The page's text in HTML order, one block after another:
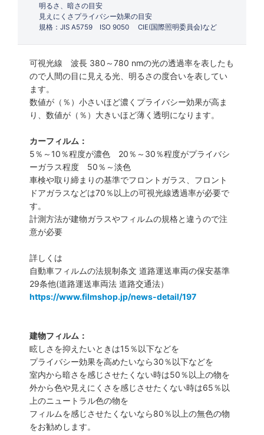
明るさ、暗さの目安
見えにくさプライバシー効果の目安
規格：JIS A5759 ISO 9050 CIE(国際照明委員会)など
可視光線 波長 380～780 nmの光の透過率を表したも
ので人間の目に見える光、明るさの度合いを表してい
ます。
数値が（％）小さいほど濃くプライバシー効果が高ま
り、数値が（％）大きいほど薄く透明になります。
カーフィルム：
5％～10％程度が濃色 20％～30％程度がプライバシ
ーガラス程度 50％～淡色
車検や取り締まりの基準でフロントガラス、フロント
ドアガラスなどは70％以上の可視光線透過率が必要で
す。
計測方法が建物ガラスやフィルムの規格と違うので注
意が必要
詳しくは
自動車フィルムの法規制条文 道路運送車両の保安基準
29条他(道路運送車両法 道路交通法）
https://www.filmshop.jp/news-detail/197
建物フィルム：
眩しさを抑えたいときは15％以下などを
プライバシー効果を高めたいなら30％以下などを
室内から暗さを感じさせたくない時は50％以上の物を
外から色や見えにくさを感じさせたくない時は65％以
上のニュートラル色の物を
フィルムを感じさせたくないなら80％以上の無色の物
をお勧めします。